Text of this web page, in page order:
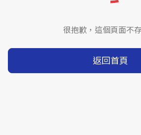
很抱歉，這個頁面不存
返回首頁